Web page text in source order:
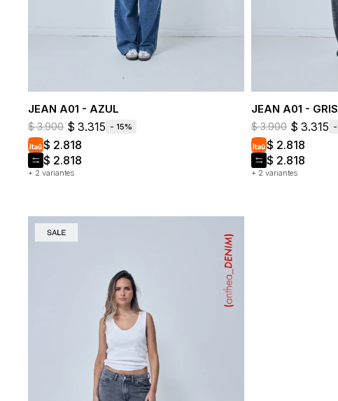
JEAN A01 - AZUL
+ 2 variantes
$ 3.900 $ 3.315 15
$ 2.818
$ 2.818
JEAN A01 - GRIS
+ 2 variantes
$ 3.900 $ 3.315
$ 2.818
$ 2.818